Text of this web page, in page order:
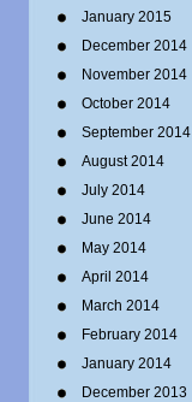
January 2015
December 2014
November 2014
October 2014
September 2014
August 2014
July 2014
June 2014
May 2014
April 2014
March 2014
February 2014
January 2014
December 2013